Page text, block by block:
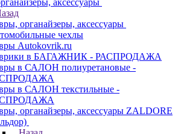
аксессуары
органайзеры, аксессуары
чехлы
Autokovrik.ru
в БАГАЖНИК - РАСПРОДАЖА
в САЛОН полиуретановые -
в САЛОН текстильные -
органайзеры, аксессуары ZALDORE